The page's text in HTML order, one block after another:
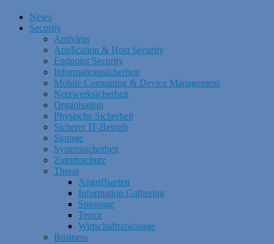
News
Security
Antivirus
Application & Host Security
Endpoint Security
Informationssicherheit
Mobile Computing & Device Management
Netzwerksicherheit
Organisation
Physische Sicherheit
Sicherer IT-Betrieb
Storage
Systemsicherheit
Zutrittsschutz
Threat
Angriffsarten
Information Gathering
Spionage
Terror
Wirtschaftsspionage
Business